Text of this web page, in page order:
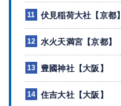
伏見稲荷大社【京都】
水火天満宮【京都】
豊國神社【大阪】
住吉大社【大阪】